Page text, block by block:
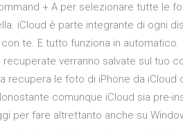
+ A per selezionare tutte le
iCloud è parte integrante di ogni
te. E tutto funziona in automatico.
verranno salvate sul tuo
recupera le foto di iPhone da iCloud
comunque iCloud sia pre-
per fare altrettanto anche su